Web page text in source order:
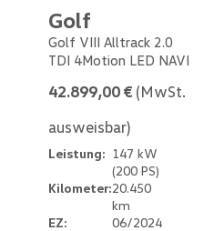
Golf
Golf VIII Alltrack 2.0
TDI 4Motion LED NAVI
42.899,00 € (MwSt.
ausweisbar)
Leistung: 147 kW
(200 PS)
Kilometer:20.450
km
EZ:
06/2024